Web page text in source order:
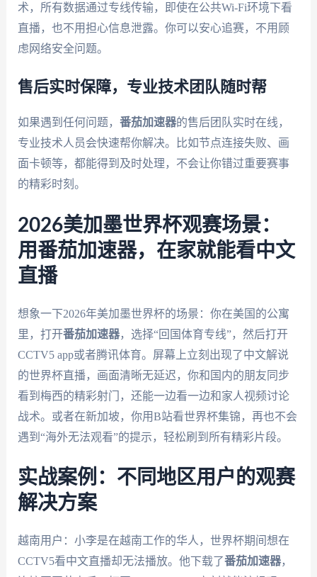
术，所有数据通过专线传输，即使在公共Wi-Fi环境下看
直播，也不用担心信息泄露。你可以安心追赛，不用顾
虑网络安全问题。
售后实时保障，专业技术团队随时帮
如果遇到任何问题， 番茄加速器的售后团队实时在线，
专业技术人员会快速帮你解决。比如节点连接失败、画
面卡顿等，都能得到及时处理，不会让你错过重要赛事
的精彩时刻。
2026美加墨世界杯观赛场景：
用番茄加速器，在家就能看中文
直播
想象一下2026年美加墨世界杯的场景：你在美国的公寓
里，打开番茄加速器，选择“回国体育专线”，然后打开
CCTV5 app或者腾讯体育。屏幕上立刻出现了中文解说
的世界杯直播，画面清晰无延迟，你和国内的朋友同步
看到梅西的精彩射门，还能一边看一边和家人视频讨论
战术。或者在新加坡，你用B站看世界杯集锦，再也不会
遇到“海外无法观看”的提示，轻松刷到所有精彩片段。
实战案例：不同地区用户的观赛
解决方案
越南用户：小李是在越南工作的华人，世界杯期间想在
CCTV5看中文直播却无法播放。他下载了番茄加速器，